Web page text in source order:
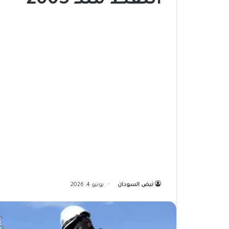
نبض السودان يونيو 4, 2026